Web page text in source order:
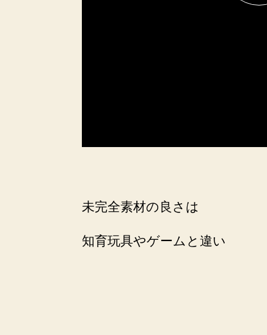
未完全素材の良さは
知育玩具やゲームと違い